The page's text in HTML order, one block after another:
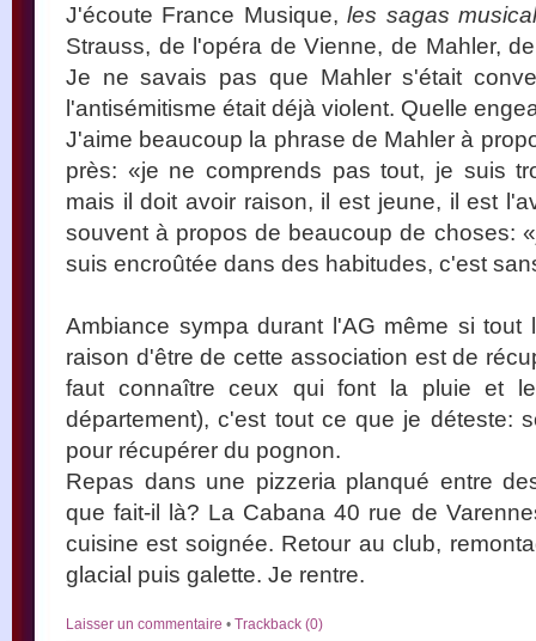
J'écoute France Musique,les sagas
Strauss, de l'opéra de Vienne, de Mahler,
Je ne savais pas que Mahler s'était
l'antisémitisme était déjà violent. Quelle
J'aime beaucoup la phrase de Mahler à
près: «je ne comprends pas tout, je suis
mais il doit avoir raison, il est jeune, il est
souvent à propos de beaucoup de choses:
suis encroûtée dans des habitudes, c'est
Ambiance sympa durant l'AG même si tout
raison d'être de cette association est de
faut connaître ceux qui font la pluie et
département), c'est tout ce que je déteste:
pour récupérer du pognon.
Repas dans une pizzeria planqué entre
que fait-il là? La Cabana 40 rue de
cuisine est soignée. Retour au club,
glacial puis galette. Je rentre.
Laisser un commentaire • Trackback (0)